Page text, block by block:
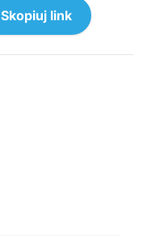
Skopiuj link